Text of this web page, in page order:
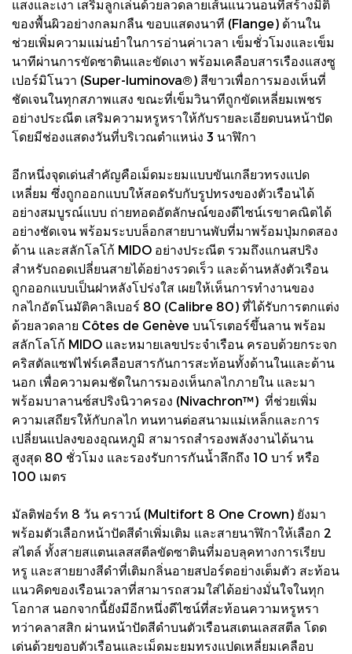
แสงและเงา เสริมลูกเล่นด้วยลวดลายเส้นแนวนอนที่สร้างมิติ
ของพื้นผิวอย่างกลมกลืน ขอบแสดงนาที (Flange) ด้านใน
ช่วยเพิ่มความแม่นยำในการอ่านค่าเวลา เข็มชั่วโมงและเข็ม
นาทีผ่านการขัดซาตินและขัดเงา พร้อมเคลือบสารเรืองแสงซู
เปอร์มิโนวา (Super-luminova®) สีขาวเพื่อการมองเห็นที่
ชัดเจนในทุกสภาพแสง ขณะที่เข็มวินาทีถูกขัดเหลี่ยมเพชร
อย่างประณีต เสริมความหรูหราให้กับรายละเอียดบนหน้าปัด
โดยมีช่องแสดงวันที่บริเวณตำแหน่ง 3 นาฬิกา
อีกหนึ่งจุดเด่นสำคัญคือเม็ดมะยมแบบขันเกลียวทรงแปด
เหลี่ยม ซึ่งถูกออกแบบให้สอดรับกับรูปทรงของตัวเรือนได้
อย่างสมบูรณ์แบบ ถ่ายทอดอัตลักษณ์ของดีไซน์เรขาคณิตได้
อย่างชัดเจน พร้อมระบบล็อกสายบานพับที่มาพร้อมปุ่มกดสอง
ด้าน และสลักโลโก้ MIDO อย่างประณีต รวมถึงแกนสปริง
สำหรับถอดเปลี่ยนสายได้อย่างรวดเร็ว และด้านหลังตัวเรือน
ถูกออกแบบเป็นฝาหลังโปร่งใส เผยให้เห็นการทำงานของ
กลไกอัตโนมัติคาลิเบอร์ 80 (Calibre 80) ที่ได้รับการตกแต่ง
ด้วยลวดลาย Côtes de Genève บนโรเตอร์ขึ้นลาน พร้อม
สลักโลโก้ MIDO และหมายเลขประจำเรือน ครอบด้วยกระจก
คริสตัลแซฟไฟร์เคลือบสารกันการสะท้อนทั้งด้านในและด้าน
นอก เพื่อความคมชัดในการมองเห็นกลไกภายใน และมา
พร้อมบาลานซ์สปริงนิวาครอง (Nivachron™) ที่ช่วยเพิ่ม
ความเสถียรให้กับกลไก ทนทานต่อสนามแม่เหล็กและการ
เปลี่ยนแปลงของอุณหภูมิ สามารถสำรองพลังงานได้นาน
สูงสุด 80 ชั่วโมง และรองรับการกันน้ำลึกถึง 10 บาร์ หรือ
100 เมตร
มัลติฟอร์ท 8 วัน คราวน์ (Multifort 8 One Crown) ยังมา
พร้อมตัวเลือกหน้าปัดสีดำเพิ่มเติม และสายนาฬิกาให้เลือก 2
สไตล์ ทั้งสายสแตนเลสสตีลขัดซาตินที่มอบลุคทางการเรียบ
หรู และสายยางสีดำที่เติมกลิ่นอายสปอร์ตอย่างเต็มตัว สะท้อน
แนวคิดของเรือนเวลาที่สามารถสวมใส่ได้อย่างมั่นใจในทุก
โอกาส นอกจากนี้ยังมีอีกหนึ่งดีไซน์ที่สะท้อนความหรูหรา
ทว่าคลาสสิก ผ่านหน้าปัดสีดำบนตัวเรือนสเตนเลสสตีล โดด
เด่นด้วยขอบตัวเรือนและเม็ดมะยมทรงแปดเหลี่ยมเคลือบ